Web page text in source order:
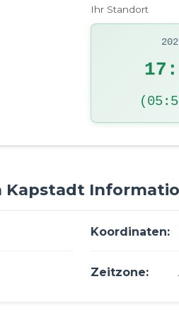
Ihr Standort
Koordinaten:
Zeitzone: